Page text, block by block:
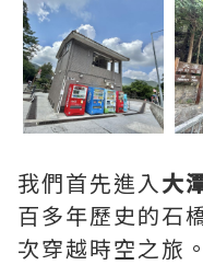
我們首先進入大
百多年歷史的石
次穿越時空之旅。